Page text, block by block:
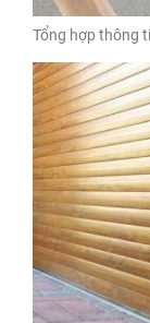
Tổng hợp thông